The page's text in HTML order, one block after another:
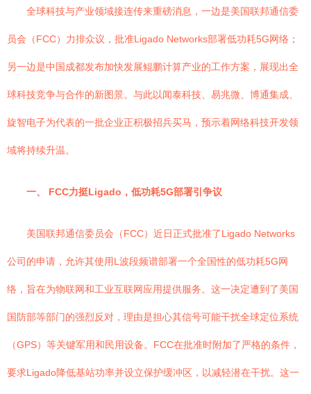
全球科技与产业领域接连传来重磅消息，一边是美国联邦通信委
员会（FCC）力排众议，批准Ligado Networks部署低功耗5G网络；
另一边是中国成都发布加快发展鲲鹏计算产业的工作方案，展现出全
球科技竞争与合作的新图景。与此以闻泰科技、易兆微、博通集成、
旋智电子为代表的一批企业正积极招兵买马，预示着网络科技开发领
域将持续升温。
一、 FCC力挺Ligado，低功耗5G部署引争议
美国联邦通信委员会（FCC）近日正式批准了Ligado Networks
公司的申请，允许其使用L波段频谱部署一个全国性的低功耗5G网
络，旨在为物联网和工业互联网应用提供服务。这一决定遭到了美国
国防部等部门的强烈反对，理由是担心其信号可能干扰全球定位系统
（GPS）等关键军用和民用设备。FCC在批准时附加了严格的条件，
要求Ligado降低基站功率并设立保护缓冲区，以减轻潜在干扰。这一